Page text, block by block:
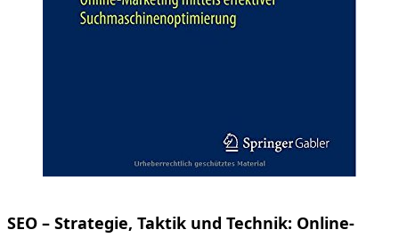
SEO – Strategie, Taktik und Technik: Online-